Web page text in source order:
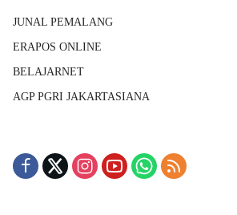
JUNAL PEMALANG
ERAPOS ONLINE
BELAJARNET
AGP PGRI JAKARTASIANA